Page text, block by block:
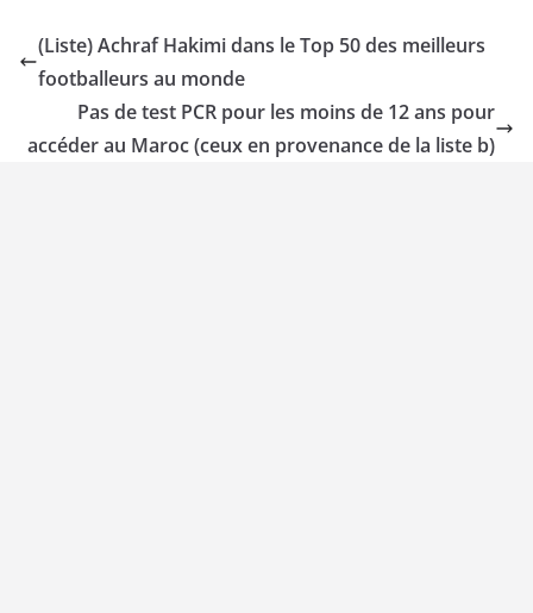
(Liste) Achraf Hakimi dans le Top 50 des meilleurs
footballeurs au monde
Pas de test PCR pour les moins de 12 ans pour
accéder au Maroc (ceux en provenance de la liste b)